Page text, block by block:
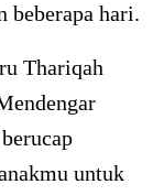
beberapa hari.
Thariqah
untuk